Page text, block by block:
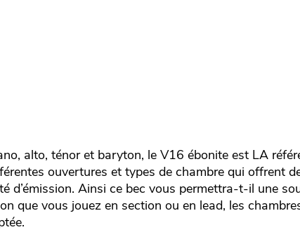
alto, ténor et baryton, le V16 ébonite est LA
ouvertures et types de chambre qui offrent
d’émission. Ainsi ce bec vous permettra-t-il une
que vous jouez en section ou en lead, les